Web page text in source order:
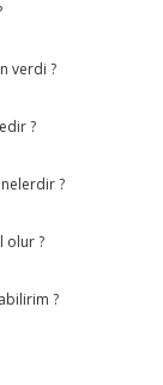
verdi ?
?
nelerdir ?
olur ?
?